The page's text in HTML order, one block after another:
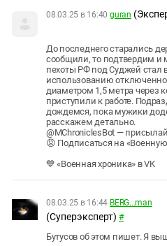
08.03.25 в 16:40 guran
До последнего старались
сообщили, то подтвердим
пехоты РФ под Суджей стал
использованию
диаметром 1,5 метра через
приступили к работе.
дождемся, пока мужики
расскажем детально.
@MChroniclesBot —
😡 Подписаться на
💙 «Военная хроника» в VK
08.03.25 в 16:44 BERG...man
(Суперэксперт) #
Бутусов об этом пишет. Я